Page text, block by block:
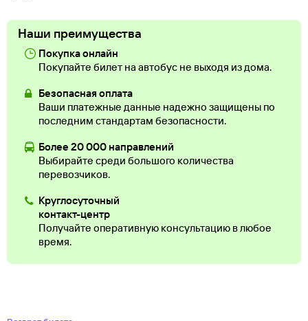
Наши преимущества
Покупка онлайн
Покупайте билет на автобус не выходя из дома.
Безопасная оплата
Ваши платежные данные надежно защищены по
последним стандартам безопасности.
Более 20 000 направлений
Выбирайте среди большого количества
перевозчиков.
Круглосуточный
контакт-центр
Получайте оперативную консультацию в любое
время.